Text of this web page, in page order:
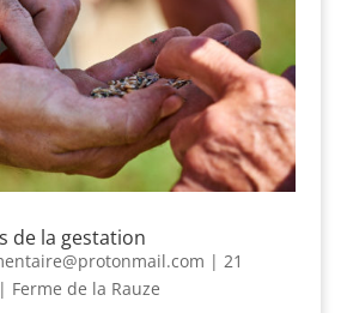
de la gestation
| 21
| Ferme de la Rauze